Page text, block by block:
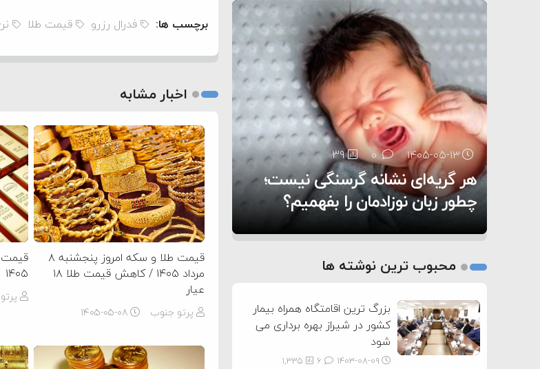
برچسب ها: فدرال رزرو قیمت طلا
اخبار مشابه
قیمت طلا و سکه امروز پنجشنبه ۸
مرداد ۱۴۰۵ / کاهش قیمت طلا ۱۸
عیار
پرتو جنوب ۱۴۰۵-۰۵-۰۸
۱۴۰۵
ترامپ مدعی توافق تاریخی برای خلع سلاح کامل حماس شد
۸:۵۷
اعتراض عراقچی به همتای بلغارستانی به دلیل کمک به آمریکا در حملات به
ایران
۱۶:۱۹
کشورهایی که به متجاوزان کمک می کنند پاسخ سختی خواهند گرفت
۱۰:۱۵
سنتکام پایان تجاوز جدید به ایران را اعلام کرد
۶:۰۵
۱۴۰۵-۰۵-۱۳ 0
39
هر گریه‌ای نشانه گرسنگی نیست؛
چطور زبان نوزادمان را بفهمیم؟
۱۴۰۵-۰۵-۱۲ 0
28
تغذیه پدر می‌تواند بر سلامت نوزاد
تأثیر بگذارد
۱۴۰۵-۰۵-۱۲ 0
13
روی دیگر زندگی
2
محبوب ترین نوشته ها
بزرگ ترین اقامتگاه همراه بیمار
کشور در شیراز بهره برداری می
شود
۱۴۰۳-۰۸-۰۹ 1,335